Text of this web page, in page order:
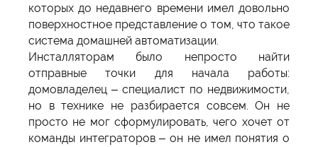
которых до недавнего времени имел довольно
поверхностное представление о том, что такое
система домашней автоматизации.
Инсталляторам было непросто найти
отправные точки для начала работы:
домовладелец – специалист по недвижимости,
но в технике не разбирается совсем. Он не
просто не мог сформулировать, чего хочет от
команды интеграторов – он не имел понятия о